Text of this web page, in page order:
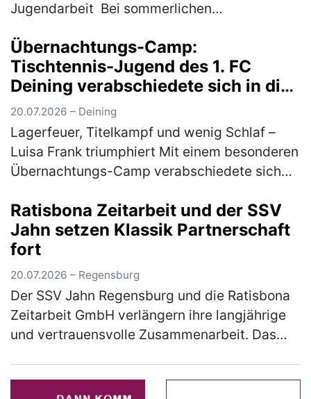
Jugendarbeit Bei sommerlichen
das traditionelle Gemeindepokalturnier des
TC 77 Mühl…(mehr)
Übernachtungs-Camp:
Tischtennis-Jugend des 1. FC
Deining verabschiedete sich in die
Sommerpause
20.07.2026 – Deining
Lagerfeuer, Titelkampf und wenig Schlaf –
Luisa Frank triumphiert Mit einem besonderen
Übernachtungs-Camp verabschiedete sich
die Sommerpause. Zum Abschluss…(mehr)
Ratisbona Zeitarbeit und der SSV
Jahn setzen Klassik Partnerschaft
fort
20.07.2026 – Regensburg
Der SSV Jahn Regensburg und die Ratisbona
Zeitarbeit GmbH verlängern ihre langjährige
und vertrauensvolle Zusammenarbeit. Das